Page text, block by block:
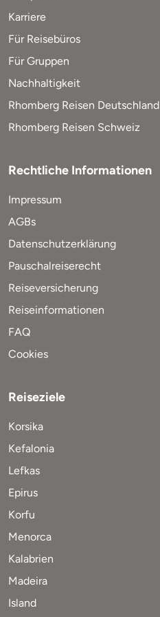
Karriere
Für Reisebüros
Für Gruppen
Nachhaltigkeit
Rhomberg Reisen Deutschland
Rhomberg Reisen Schweiz
Rechtliche Informationen
Impressum
AGBs
Datenschutzerklärung
Pauschalreiserecht
Reiseversicherung
Reiseinformationen
FAQ
Cookies
Reiseziele
Korsika
Kefalonia
Lefkas
Epirus
Korfu
Menorca
Kalabrien
Madeira
Island